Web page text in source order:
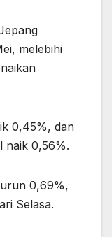
melebihi
0,45%, dan
naik 0,56%.
0,69%,
Selasa.